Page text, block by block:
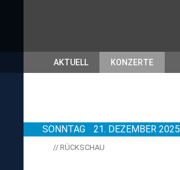
AKTUELL KONZERTE
SONNTAG 21. DEZEMBER 2025
// RÜCKSCHAU